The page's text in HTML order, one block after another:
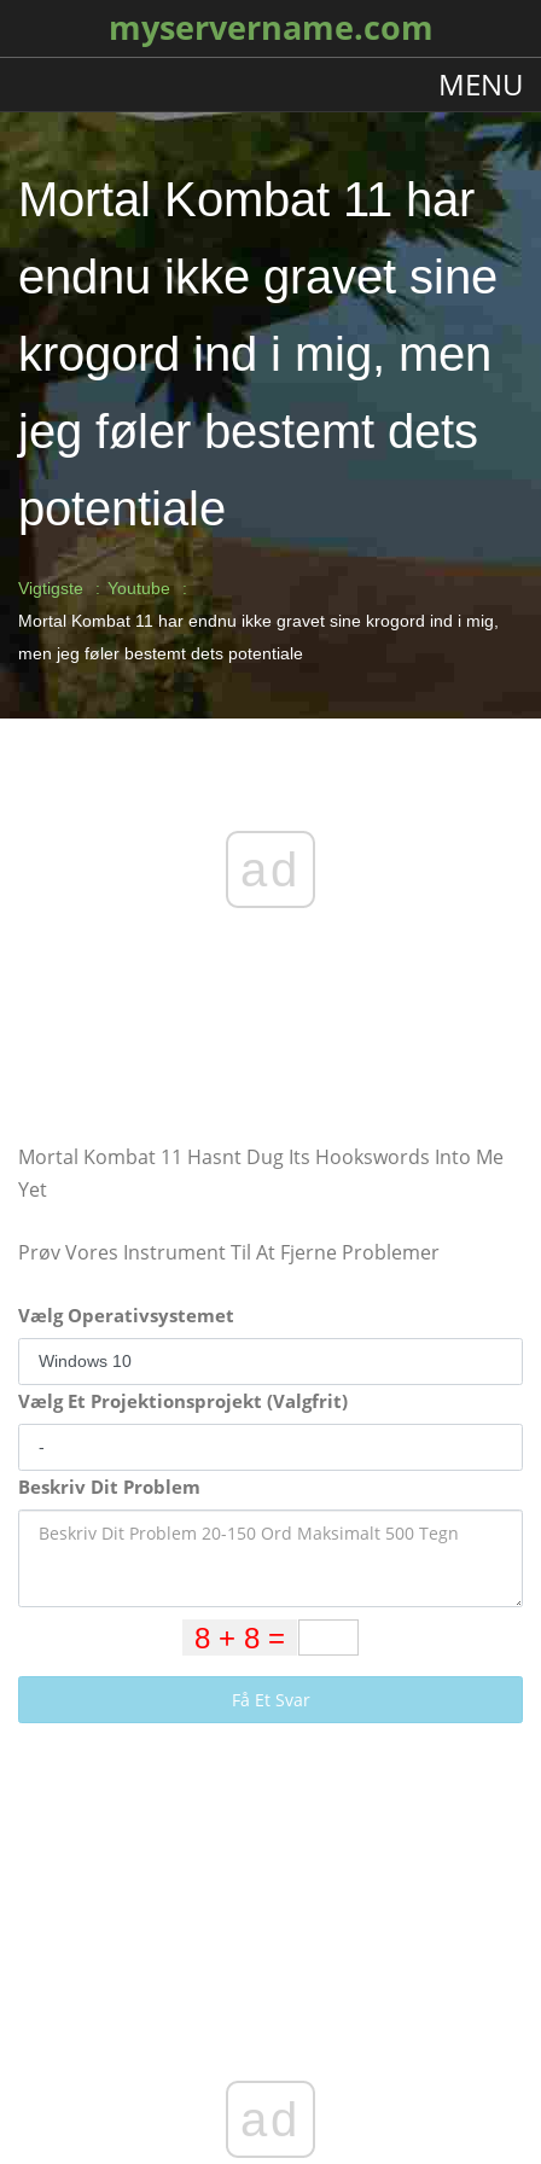
myservername.com
MENU
Mortal Kombat 11 har
endnu ikke gravet sine
krogord ind i mig, men
jeg føler bestemt dets
potentiale
Vigtigste
Youtube
Mortal Kombat 11 har endnu ikke gravet sine krogord ind i mig,
men jeg føler bestemt dets potentiale
ad
Mortal Kombat 11 Hasnt Dug Its Hookswords Into Me
Yet
Prøv Vores Instrument Til At Fjerne Problemer
Vælg Operativsystemet
Vælg Et Projektionsprojekt (Valgfrit)
Beskriv Dit Problem
Få Et Svar
ad